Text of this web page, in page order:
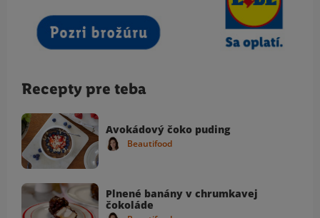
Recepty pre teba
Avokádový čoko puding
Beautifood
Plnené banány v chrumkavej
čokoláde